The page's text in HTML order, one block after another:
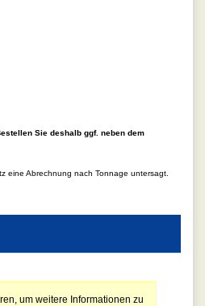
Sie deshalb ggf. neben dem
eine Abrechnung nach Tonnage untersagt.
um weitere Informationen zu